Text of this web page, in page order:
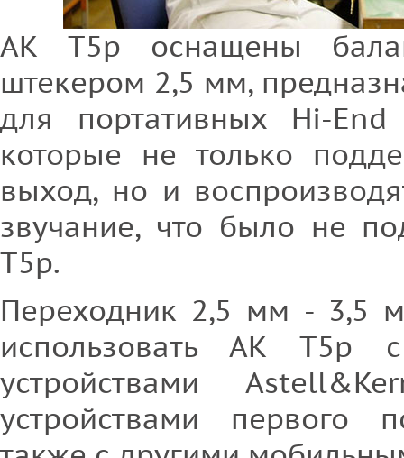
АК T5p оснащены
штекером 2,5 мм,
для портативных Hi-
которые не только
выход, но и
звучание, что было не
T5p.
Переходник 2,5 мм - 3,5
использовать АК T5p
устройствами
устройствами первого